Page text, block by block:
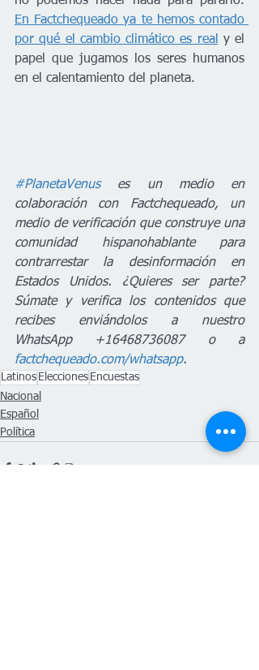
En Factchequeado ya te hemos contado
por qué el cambio climático es real
y el
papel que jugamos los seres humanos
en el calentamiento del planeta.
#PlanetaVenus es un medio en
colaboración con Factchequeado, un
medio de verificación que construye una
comunidad hispanohablante para
contrarrestar la desinformación en
Estados Unidos. ¿Quieres ser parte?
Súmate y verifica los contenidos que
recibes enviándolos a nuestro
WhatsApp +16468736087 o a
factchequeado.com/whatsapp.
Latinos Elecciones Encuestas
Nacional
Español
Política